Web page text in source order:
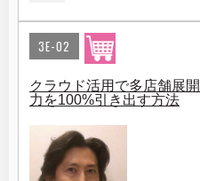
3E-02
クラウド活用で多店舗展
力を100%引き出す方法